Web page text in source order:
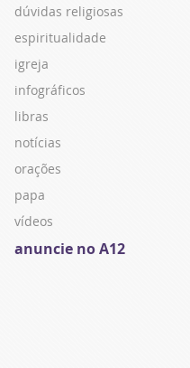
dúvidas religiosas
espiritualidade
igreja
infográficos
libras
notícias
orações
papa
vídeos
anuncie no A12